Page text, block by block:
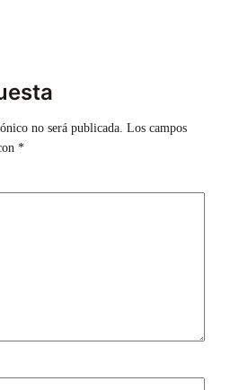
no será publicada. Los campos
*